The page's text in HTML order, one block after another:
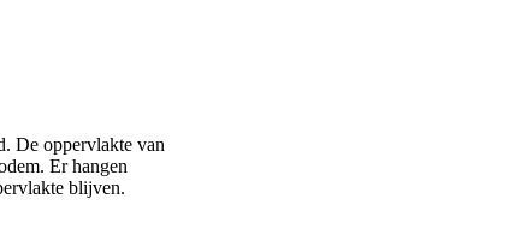
De oppervlakte van
Er hangen
blijven.